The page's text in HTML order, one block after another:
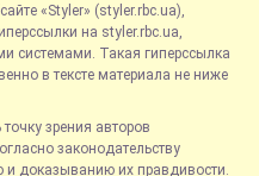
«Styler» (styler.rbc.ua),
на styler.rbc.ua,
системами. Такая гиперссылка
в тексте материала не ниже
зрения авторов
законодательству
доказыванию их правдивости.